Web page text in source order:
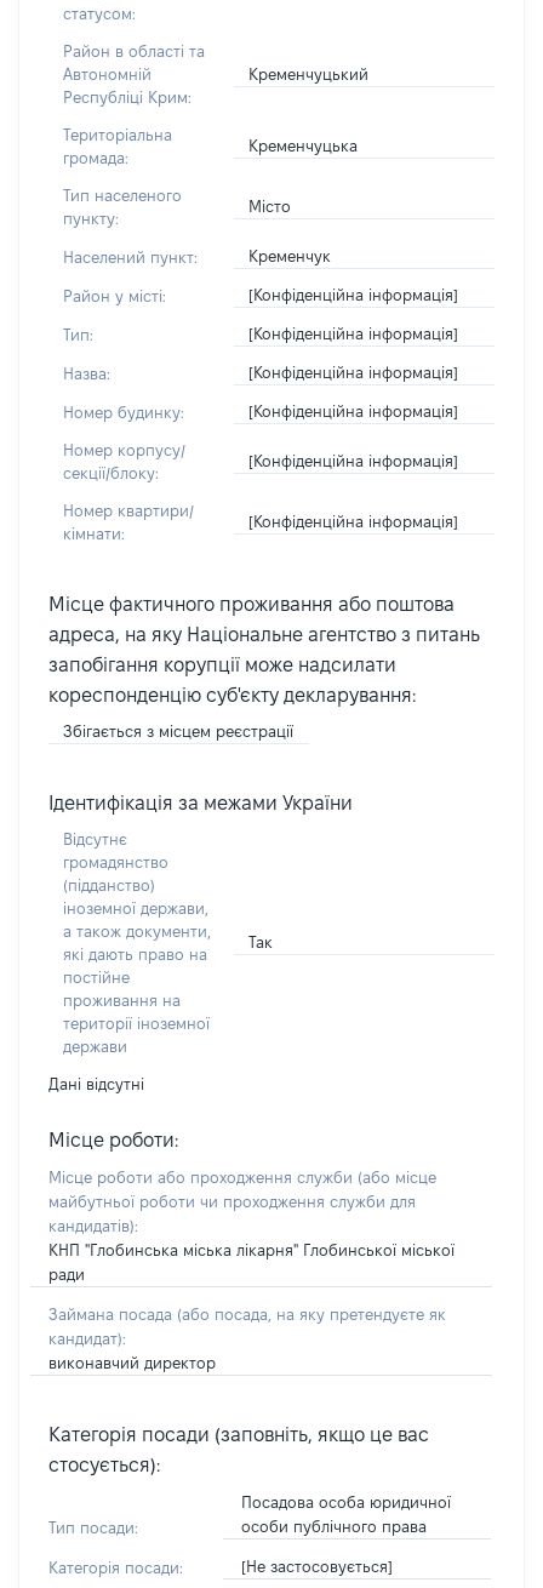
статусом:
Район в області та
Автономній
Республіці Крим:
Кременчуцький
Територіальна
громада:
Кременчуцька
Тип населеного
пункту:
Місто
Населений пункт: Кременчук
Район у місті: [Конфіденційна інформація]
Тип: [Конфіденційна інформація]
Назва: [Конфіденційна інформація]
Номер будинку: [Конфіденційна інформація]
Номер корпусу/
секції/блоку:
[Конфіденційна інформація]
Номер квартири/
кімнати:
[Конфіденційна інформація]
Місце фактичного проживання або поштова
адреса, на яку Національне агентство з питань
запобігання корупції може надсилати
кореспонденцію суб'єкту декларування:
Збігається з місцем реєстрації
Ідентифікація за межами України
Відсутнє
громадянство
(підданство)
іноземної держави,
а також документи,
які дають право на
постійне
проживання на
території іноземної
держави
Так
Дані відсутні
Місце роботи:
Місце роботи або проходження служби (або місце
майбутньої роботи чи проходження служби для
кандидатів):
КНП "Глобинська міська лікарня" Глобинської міської
ради
Займана посада (або посада, на яку претендуєте як
кандидат):
виконавчий директор
Категорія посади (заповніть, якщо це вас
стосується):
Тип посади:
Посадова особа юридичної
особи публічного права
Категорія посади: [Не застосовується]